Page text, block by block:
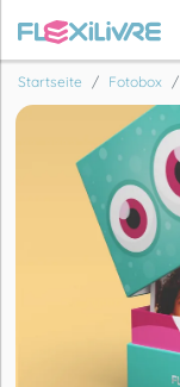
Startseite Fotobox